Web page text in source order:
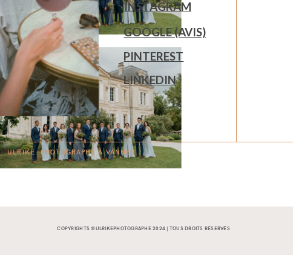
INSTAGRAM
GOOGLE (AVIS)
PINTEREST
LINKEDIN
ULRIKE. PHOTOGRAPHE ÀVANNES.
COPYRIGHTS ©ULRIKEPHOTOGRAPHE 2024 | TOUS DROITS RÉSERVÉS